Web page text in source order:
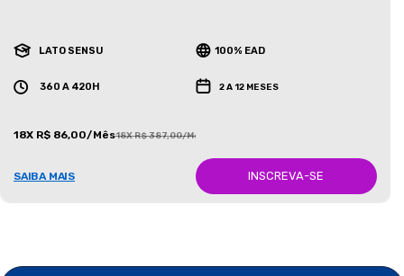
LATO SENSU 100% EAD
360 A 420H 2 A 12 MESES
18X R$ 86,00/Mês18X R$ 387,00/Mês
SAIBA MAIS INSCREVA-SE